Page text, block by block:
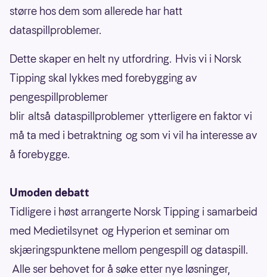
større hos dem som allerede har hatt
dataspillproblemer.
Dette skaper en helt ny utfordring. Hvis vi i Norsk
Tipping skal lykkes med forebygging av
pengespillproblemer
blir altså dataspillproblemer ytterligere en faktor vi
må ta med i betraktning og som vi vil ha interesse av
å forebygge.
Umoden debatt
Tidligere i høst arrangerte Norsk Tipping i samarbeid
med Medietilsynet og Hyperion et seminar om
skjæringspunktene mellom pengespill og dataspill.
Alle ser behovet for å søke etter nye løsninger,